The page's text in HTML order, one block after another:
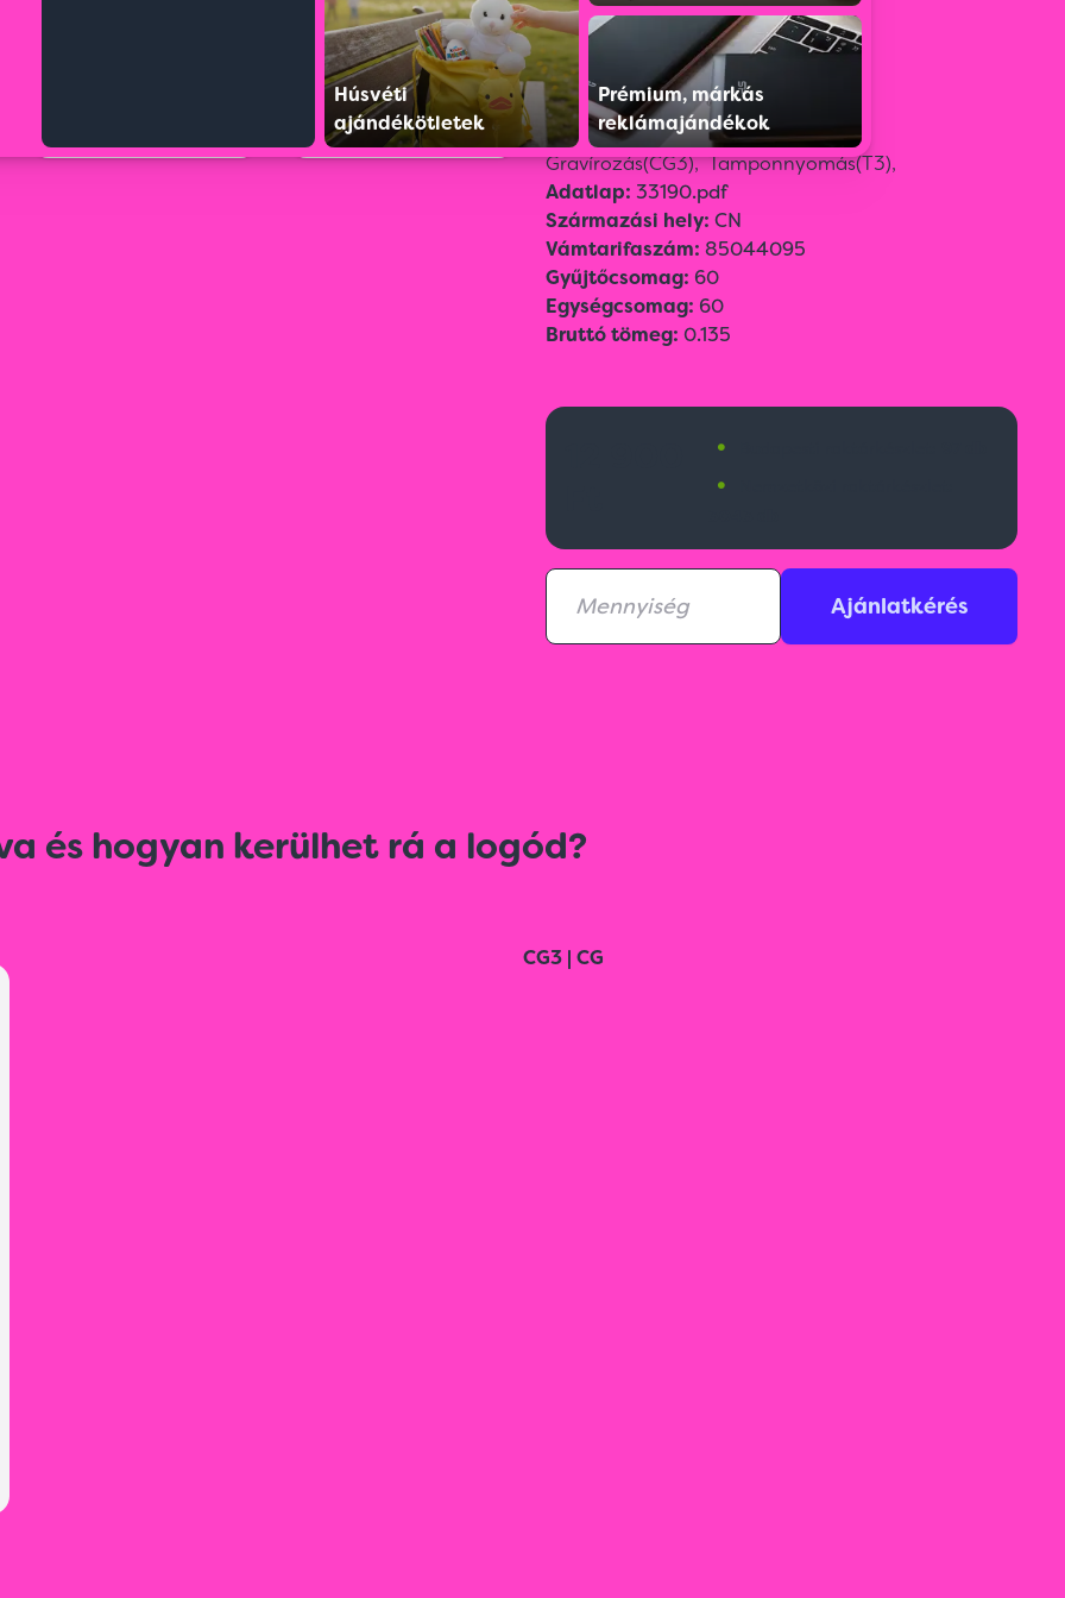
Húsvéti
ajándékötletek
Prémium, márkás
reklámajándékok
Szín:
Méret:13,6 × 6,8 × 1,1 cm
Emblémázási technológia:CO
Gravírozás(CG3), Tamponnyomás(T3),
Adatlap: 33190.pdf
Származási hely: CN
Vámtarifaszám: 85044095
Gyűjtőcsomag: 60
Egységcsomag: 60
Bruttó tömeg: 0.135
•
•
Ajánlatkérés
és hogyan kerülhet rá a logód?
CG3 | CG